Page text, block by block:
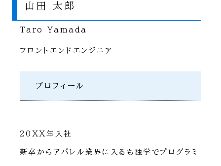
山田 太郎
Taro Yamada
フロントエンドエンジニア
プロフィール
20XX年入社
新卒からアパレル業界に入るも独学でプログラミ